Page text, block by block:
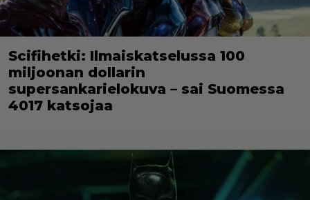
Scifihetki: Ilmaiskatselussa 100
miljoonan dollarin
supersankarielokuva – sai Suomessa
4017 katsojaa